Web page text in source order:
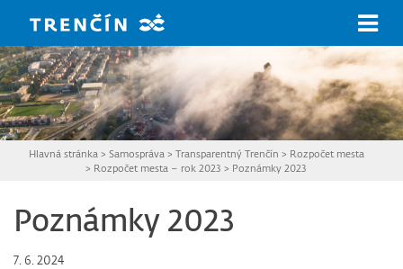
Hlavná stránka > Samospráva > Transparentný Trenčín > Rozpočet mesta
> Rozpočet mesta – rok 2023 > Poznámky 2023
Poznámky 2023
7. 6. 2024